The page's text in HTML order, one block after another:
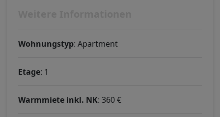
Wohnungstyp: Apartment
Etage: 1
Warmmiete inkl. NK: 360 €